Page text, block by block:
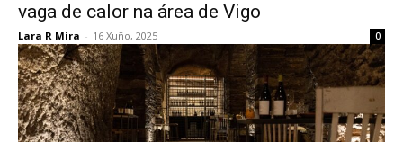
vaga de calor na área de Vigo
Lara R Mira - 16 Xuño, 2025 0